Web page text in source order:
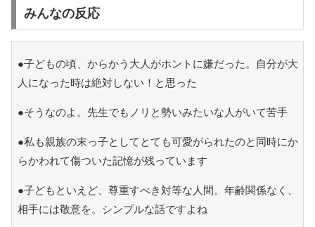
みんなの反応
●子どもの頃、からかう大人がホントに嫌だった。自分が大
人になった時は絶対しない！と思った
●そうなのよ。先生でもノリと勢いみたいな人がいて苦手
●私も親族の末っ子としてとても可愛がられたのと同時にか
らかわれて傷ついた記憶が残っています
●子どもといえど、尊重すべき対等な人間。年齢関係なく、
相手には敬意を。シンプルな話ですよね